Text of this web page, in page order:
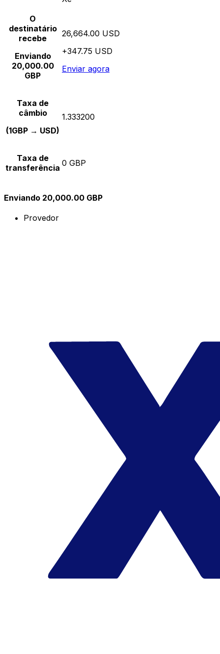
O
destinatário
recebe
Enviando
20,000.00
GBP
26,664.00 USD
+347.75 USD
Enviar agora
Taxa de
câmbio
(1GBP → USD)
1.333200
Taxa de
transferência 0 GBP
Enviando 20,000.00 GBP
Provedor